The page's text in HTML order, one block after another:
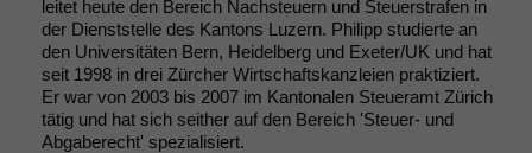
leitet heute den Bereich Nachsteuern und Steuerstrafen in
der Dienststelle des Kantons Luzern. Philipp studierte an
den Universitäten Bern, Heidelberg und Exeter/UK und hat
seit 1998 in drei Zürcher Wirtschaftskanzleien praktiziert.
Er war von 2003 bis 2007 im Kantonalen Steueramt Zürich
tätig und hat sich seither auf den Bereich 'Steuer- und
Abgaberecht' spezialisiert.